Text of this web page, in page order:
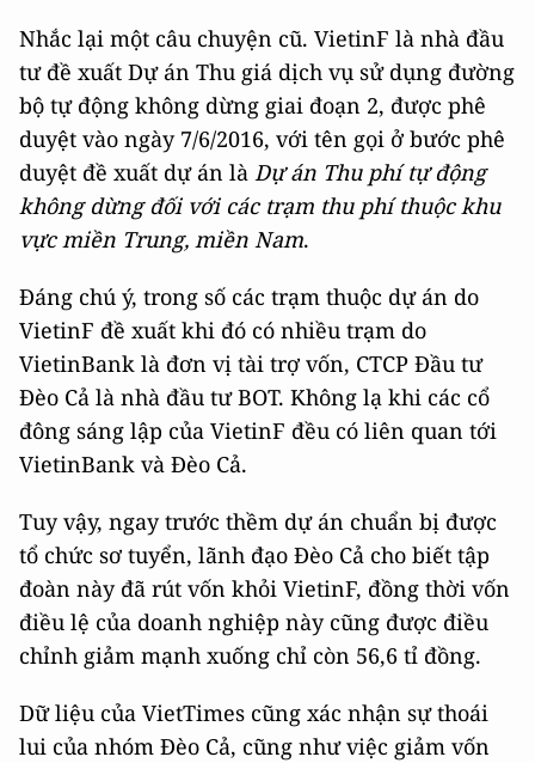
Nhắc lại một câu chuyện cũ. VietinF là nhà đầu
tư đề xuất Dự án Thu giá dịch vụ sử dụng đường
bộ tự động không dừng giai đoạn 2, được phê
duyệt vào ngày 7/6/2016, với tên gọi ở bước phê
duyệt đề xuất dự án là Dự án Thu phí tự động
không dừng đối với các trạm thu phí thuộc khu
vực miền Trung, miền Nam.
Đáng chú ý, trong số các trạm thuộc dự án do
VietinF đề xuất khi đó có nhiều trạm do
VietinBank là đơn vị tài trợ vốn, CTCP Đầu tư
Đèo Cả là nhà đầu tư BOT. Không lạ khi các cổ
đông sáng lập của VietinF đều có liên quan tới
VietinBank và Đèo Cả.
Tuy vậy, ngay trước thềm dự án chuẩn bị được
tổ chức sơ tuyển, lãnh đạo Đèo Cả cho biết tập
đoàn này đã rút vốn khỏi VietinF, đồng thời vốn
điều lệ của doanh nghiệp này cũng được điều
chỉnh giảm mạnh xuống chỉ còn 56,6 tỉ đồng.
Dữ liệu của VietTimes cũng xác nhận sự thoái
lui của nhóm Đèo Cả, cũng như việc giảm vốn